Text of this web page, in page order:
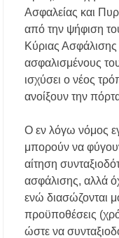
Έλεγχοι σε παραλίες της
Σφραγίστηκαν πέντε
Κασσάνδρα
Χαλκιδική: Νεκρός
παραλία της Νέας
Χαλκιδική: Πρωταθλήτρια
για παραλίες –
τους ελέγχους
Ασφαλείας και
από την ψήφιση
Κύριας Ασφάλισης
ασφαλισμένους
ισχύσει ο νέος
ανοίξουν την
Ο εν λόγω νόμος
μπορούν να
αίτηση
ασφάλισης, αλλά
ενώ διασώζονται
προϋποθέσεις
ώστε να